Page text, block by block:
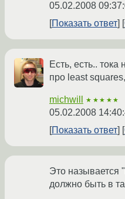
05.02.2008
Показать ответ
Есть, есть..
про least
michwill ★★★★★
05.02.2008
Показать ответ
Это называется
должно быть в